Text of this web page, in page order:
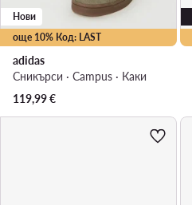
още 10% Код: LAST
Нови
adidas
Сникърси · Campus · Каки
119,99€